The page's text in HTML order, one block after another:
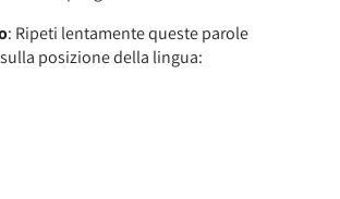
: Ripeti lentamente queste parole
posizione della lingua: